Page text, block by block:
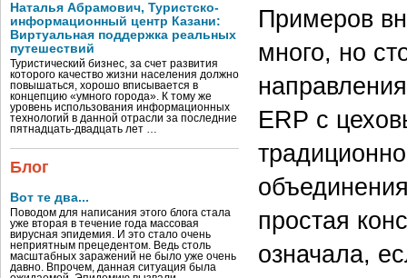
Наталья Абрамович, Туристско-
информационный центр Казани:
Виртуальная поддержка реальных
путешествий
Туристический бизнес, за счет развития
которого качество жизни населения должно
повышаться, хорошо вписывается в
концепцию «умного города». К тому же
уровень использования информационных
технологий в данной отрасли за последние
пятнадцать-двадцать лет …
Блог
Вот те два...
Поводом для написания этого блога стала
уже вторая в течение года массовая
вирусная эпидемия. И это стало очень
неприятным прецедентом. Ведь столь
масштабных заражений не было уже очень
давно. Впрочем, данная ситуация была
Примеров
много, но
ERP с
простая
означала,